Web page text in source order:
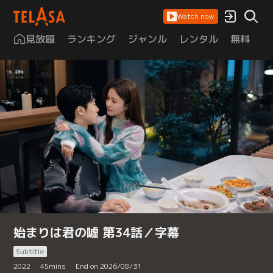
Watch now
見放題 ランキング ジャンル レンタル 無料
始まりは君の嘘 第34話／字幕
Subtitle
2022
45mins End on 2026/08/31